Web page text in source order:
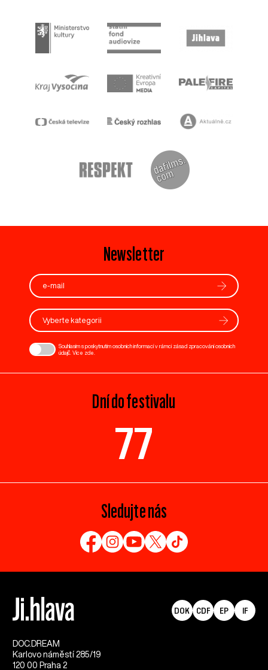
Newsletter
Vyberte kategorii
Souhlasím s poskytnutím osobních informací v rámci zásad zpracování osobních
údajů. Více zde
Dní do festivalu
77
Sledujte nás
DOC.DREAM​
Karlovo náměstí 285/19
120 00 Praha 2
DOK CDF EP IF